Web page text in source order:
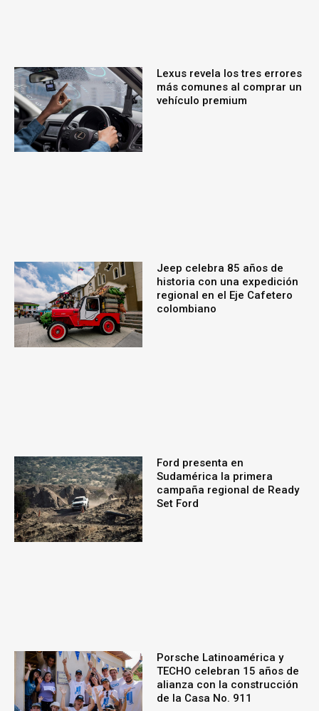
Lexus revela los tres errores
más comunes al comprar un
vehículo premium
Jeep celebra 85 años de
historia con una expedición
regional en el Eje Cafetero
colombiano
Ford presenta en
Sudamérica la primera
campaña regional de Ready
Set Ford
Porsche Latinoamérica y
TECHO celebran 15 años de
alianza con la construcción
de la Casa No. 911